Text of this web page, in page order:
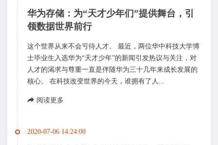
华为存储：为“天才少年们”提供舞台，引
领数据世界前行
这个世界从来不会亏待人才。 最近，两位华中科技大学博
士毕业生入选华为“天才少年”的新闻引发热议与关注，对
人才的渴求与尊重一直是伴随华为三十几年来成长发展的
核心。 在科技改变世界的今天，谁拥有了人...
阅读更多
2020-07-06 14:24:00